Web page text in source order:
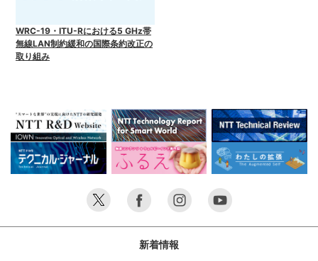
WRC-19・ITU-Rにおける5 GHz帯
無線LAN制約緩和の国際条約改正の
取り組み
新着情報